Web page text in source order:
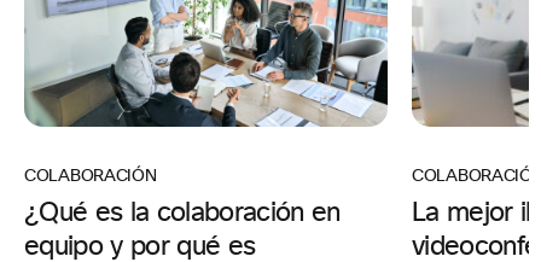
COLABORACIÓN
¿Qué es la colaboración en
equipo y por qué es
La mejor